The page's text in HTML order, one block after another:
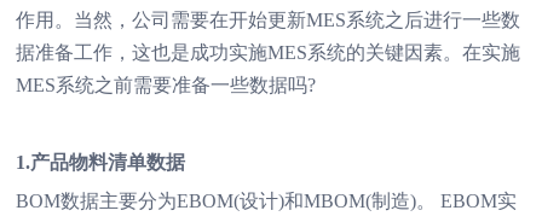
作用。当然，公司需要在开始更新MES系统之后进行一些数
据准备工作，这也是成功实施MES系统的关键因素。在实施
MES系统之前需要准备一些数据吗?
1.产品物料清单数据
BOM数据主要分为EBOM(设计)和MBOM(制造)。 EBOM实